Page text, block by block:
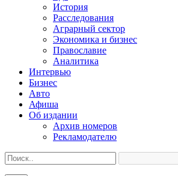
История
Расследования
Аграрный сектор
Экономика и бизнес
Православие
Аналитика
Интервью
Бизнес
Авто
Афиша
Об издании
Архив номеров
Рекламодателю